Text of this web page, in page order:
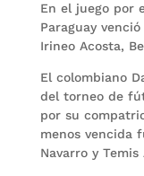
En el juego por
Paraguay
Irineo Acosta,
El colombiano
del torneo de
por su
menos vencida
Navarro y Temis